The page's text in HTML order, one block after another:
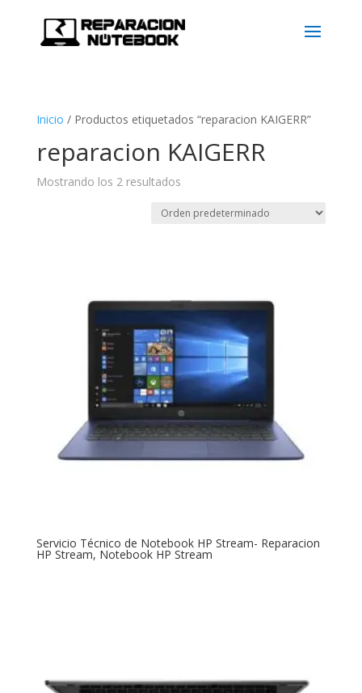
Inicio / Productos etiquetados “reparacion KAIGERR”
reparacion KAIGERR
Mostrando los 2 resultados
Servicio Técnico de Notebook HP Stream- Reparacion
HP Stream, Notebook HP Stream